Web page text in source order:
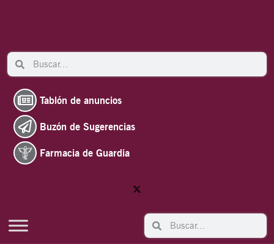
Search Search
Tablón de anuncios
Buzón de Sugerencias
Farmacia de Guardia
Search Search